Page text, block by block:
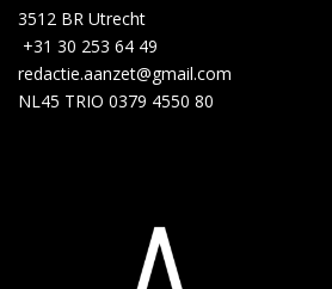
3512 BR Utrecht
+31 30 253 64 49
redactie.aanzet@gmail.com
NL45 TRIO 0379 4550 80